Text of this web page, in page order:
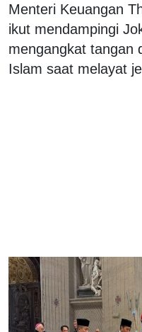
Menteri Keuangan
ikut mendampingi
mengangkat tangan
Islam saat melayat